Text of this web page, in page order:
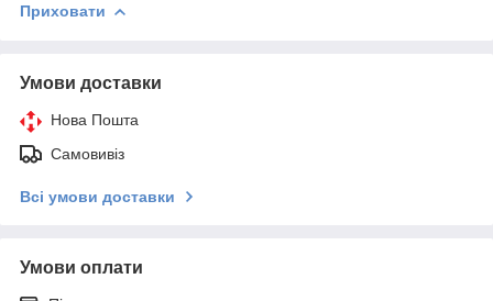
Приховати
Умови доставки
Нова Пошта
Самовивіз
Всі умови доставки
Умови оплати